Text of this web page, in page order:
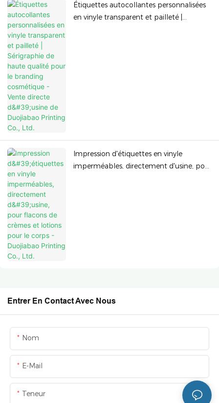
Étiquettes autocollantes personnalisées
en vinyle transparent et pailleté |
Impression d'étiquettes en vinyle
imperméables, directement d'usine, pour
Entrer En Contact Avec Nous
Nom
E-Mail
Teneur